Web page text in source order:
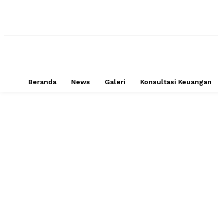
Beranda News Galeri Konsultasi Keuangan